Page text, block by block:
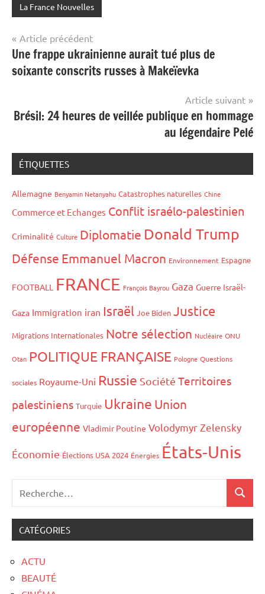
La France Nouvelles
Navigation
de
l’article
Article précédent
Une frappe ukrainienne aurait tué plus de
soixante conscrits russes à Makeïevka
Article suivant
Brésil: 24 heures de veillée publique en hommage
au légendaire Pelé
ÉTIQUETTES
Allemagne Benyamin Netanyahu Catastrophes naturelles Chine
Commerce et Echanges Conflit israélo-palestinien
Criminalité Culture Diplomatie Donald Trump
Défense Emmanuel Macron Environnement Espagne
FOOTBALL FRANCE François Bayrou Gaza Guerre Israël-
Gaza Immigration iran Israël Joe Biden Justice
Migrations Internationales Notre sélection Nucléaire ONU
Otan POLITIQUE FRANÇAISE Pologne Questions
sociales Royaume-Uni Russie Société Territoires
palestiniens Turquie Ukraine Union
européenne Vladimir Poutine Volodymyr Zelensky
Économie Élections USA 2024 Énergies États-Unis
CATÉGORIES
ACTU
BEAUTÉ